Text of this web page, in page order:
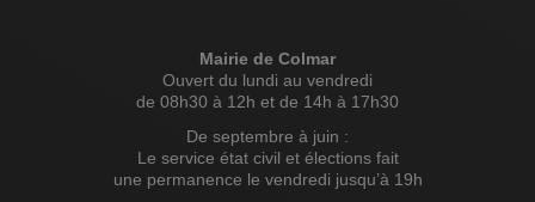
Mairie de Colmar
Ouvert du lundi au vendredi
de 08h30 à 12h et de 14h à 17h30
De septembre à juin :
Le service état civil et élections fait
une permanence le vendredi jusqu’à 19h